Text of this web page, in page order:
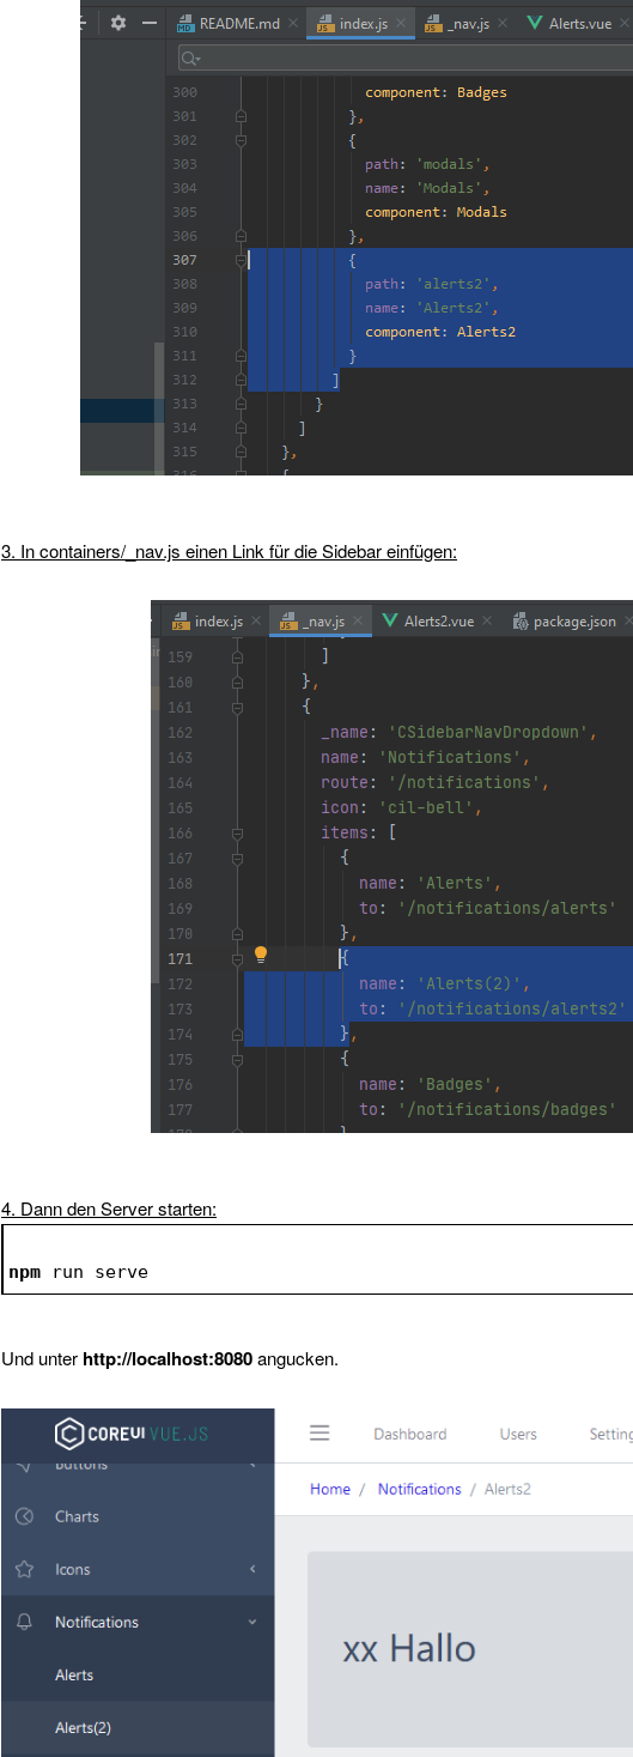
3. In containers/_nav.js einen Link für die Sidebar einfügen:
4. Dann den Server starten:
npm run serve
Und unter http://localhost:8080angucken.